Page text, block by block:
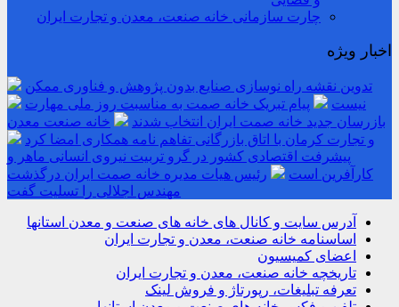
چارت سازمانی خانه صنعت، معدن و تجارت ایران
اخبار ویژه
تدوین نقشه راه نوسازی صنایع بدون پژوهش و فناوری ممکن
نیست
پیام تبریک خانه صمت به مناسبت روز ملی مهارت
بازرسان جدید خانه صمت ایران انتخاب شدند
خانه صنعت معدن
و تجارت کرمان با اتاق بازرگانی تفاهم نامه همکاری امضا کرد
پیشرفت اقتصادی کشور در گرو تربیت نیروی انسانی ماهر و
کارآفرین است
رئیس هیات مدیره خانه صمت ایران درگذشت
مهندس اجلالی را تسلیت گفت
آدرس سایت و کانال های خانه های صنعت و معدن استانها
اساسنامه خانه صنعت، معدن و تجارت ایران
اعضای کمیسیون
تاریخچه خانه صنعت، معدن و تجارت ایران
تعرفه تبلیغات، رپورتاژ و فروش لینک